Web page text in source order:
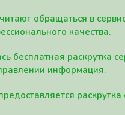
обращаться в
качества.
бесплатная раскрутка
информация.